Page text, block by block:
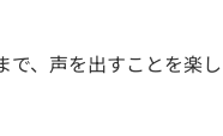
で、声を出すことを楽し